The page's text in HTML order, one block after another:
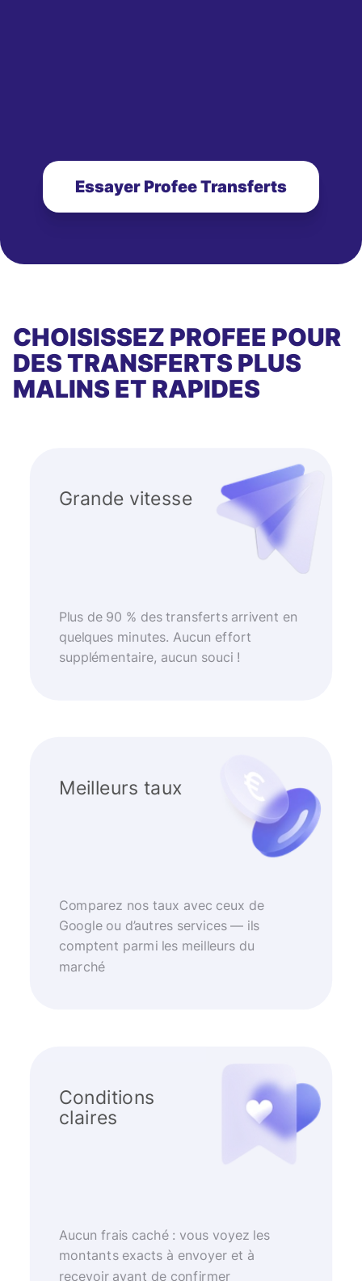
Essayer Profee Transferts
CHOISISSEZ PROFEE POUR
DES TRANSFERTS PLUS
MALINS ET RAPIDES
Grande vitesse
Plus de 90 % des transferts arrivent en
quelques minutes. Aucun effort
supplémentaire, aucun souci !
Meilleurs taux
Comparez nos taux avec ceux de
Google ou d’autres services — ils
comptent parmi les meilleurs du
marché
Conditions
claires
Aucun frais caché : vous voyez les
montants exacts à envoyer et à
recevoir avant de confirmer